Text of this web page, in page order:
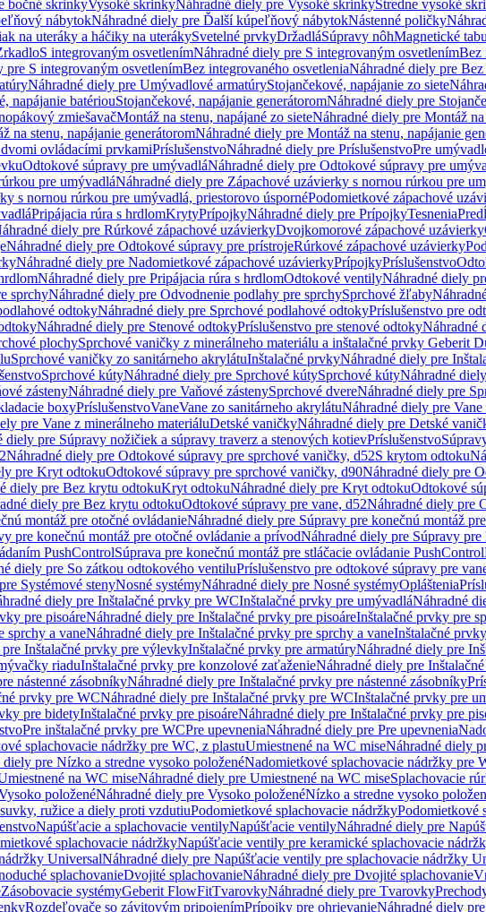
bočné skrinkyVysoké skrinkyNáhradné diely pre Vysoké skrinkyStredne vysoké
nábytokNáhradné diely pre Ďalší kúpeľňový nábytokNástenné poličky
na uteráky a háčiky na uterákySvetelné prvkyDržadláSúpravy nôhMagnetické
S integrovaným osvetlenímNáhradné diely pre S integrovaným osvetlenímBez
pre S integrovaným osvetlenímBez integrovaného osvetleniaNáhradné diely pre
Náhradné diely pre Umývadlové armatúryStojančekové, napájanie zo siete
napájanie batériouStojančekové, napájanie generátoromNáhradné diely pre
zmiešavačMontáž na stenu, napájané zo sieteNáhradné diely pre Montáž
na stenu, napájanie generátoromNáhradné diely pre Montáž na stenu, napájanie
ovládacími prvkamiPríslušenstvoNáhradné diely pre PríslušenstvoPre
Odtokové súpravy pre umývadláNáhradné diely pre Odtokové súpravy pre
pre umývadláNáhradné diely pre Zápachové uzávierky s nornou rúrkou pre
s nornou rúrkou pre umývadlá, priestorovo úspornéPodomietkové zápachové
Pripájacia rúra s hrdlomKrytyPrípojkyNáhradné diely pre PrípojkyTesnenia
diely pre Rúrkové zápachové uzávierkyDvojkomorové zápachové uzávierky
Náhradné diely pre Odtokové súpravy pre prístrojeRúrkové zápachové uzávierky
Náhradné diely pre Nadomietkové zápachové uzávierkyPrípojkyPríslušenstvo
Náhradné diely pre Pripájacia rúra s hrdlomOdtokové ventilyNáhradné diely
sprchyNáhradné diely pre Odvodnenie podlahy pre sprchySprchové žľaby
odtokyNáhradné diely pre Sprchové podlahové odtokyPríslušenstvo pre
Náhradné diely pre Stenové odtokyPríslušenstvo pre stenové odtokyNáhradné
plochySprchové vaničky z minerálneho materiálu a inštalačné prvky Geberit
Sprchové vaničky zo sanitárneho akrylátuInštalačné prvkyNáhradné diely pre
Sprchové kútyNáhradné diely pre Sprchové kútySprchové kútyNáhradné
zástenyNáhradné diely pre Vaňové zástenySprchové dvereNáhradné diely pre
boxyPríslušenstvoVaneVane zo sanitárneho akrylátuNáhradné diely pre
pre Vane z minerálneho materiáluDetské vaničkyNáhradné diely pre Detské
diely pre Súpravy nožičiek a súpravy traverz a stenových kotievPríslušenstvo
Náhradné diely pre Odtokové súpravy pre sprchové vaničky, d52S krytom odtoku
pre Kryt odtokuOdtokové súpravy pre sprchové vaničky, d90Náhradné diely pre
diely pre Bez krytu odtokuKryt odtokuNáhradné diely pre Kryt odtokuOdtokové
diely pre Bez krytu odtokuOdtokové súpravy pre vane, d52Náhradné diely pre
montáž pre otočné ovládanieNáhradné diely pre Súpravy pre konečnú montáž
pre konečnú montáž pre otočné ovládanie a prívodNáhradné diely pre Súpravy
PushControlSúprava pre konečnú montáž pre stláčacie ovládanie PushControl
diely pre So zátkou odtokového ventiluPríslušenstvo pre odtokové súpravy pre
Systémové stenyNosné systémyNáhradné diely pre Nosné systémyOpláštenia
diely pre Inštalačné prvky pre WCInštalačné prvky pre umývadláNáhradné
pre pisoáreNáhradné diely pre Inštalačné prvky pre pisoáreInštalačné prvky pre
sprchy a vaneNáhradné diely pre Inštalačné prvky pre sprchy a vaneInštalačné
Inštalačné prvky pre výlevkyInštalačné prvky pre armatúryNáhradné diely pre
riaduInštalačné prvky pre konzolové zaťaženieNáhradné diely pre
nástenné zásobníkyNáhradné diely pre Inštalačné prvky pre nástenné zásobníky
prvky pre WCNáhradné diely pre Inštalačné prvky pre WCInštalačné prvky pre
pre bidetyInštalačné prvky pre pisoáreNáhradné diely pre Inštalačné prvky pre
Pre inštalačné prvky pre WCPre upevneniaNáhradné diely pre Pre upevnenia
splachovacie nádržky pre WC, z plastuUmiestnené na WC miseNáhradné diely
diely pre Nízko a stredne vysoko položenéNadomietkové splachovacie nádržky pre
na WC miseNáhradné diely pre Umiestnené na WC miseSplachovacie
položenéNáhradné diely pre Vysoko položenéNízko a stredne vysoko
ružice a diely proti vzdutiuPodomietkové splachovacie nádržkyPodomietkové
Napúšťacie a splachovacie ventilyNapúšťacie ventilyNáhradné diely pre
splachovacie nádržkyNapúšťacie ventily pre keramické splachovacie
UniversalNáhradné diely pre Napúšťacie ventily pre splachovacie nádržky
splachovanieDvojité splachovanieNáhradné diely pre Dvojité splachovanie
Zásobovacie systémyGeberit FlowFitTvarovkyNáhradné diely pre Tvarovky
Rozdeľovače so závitovým pripojenímPrípojky pre ohrievanieNáhradné diely